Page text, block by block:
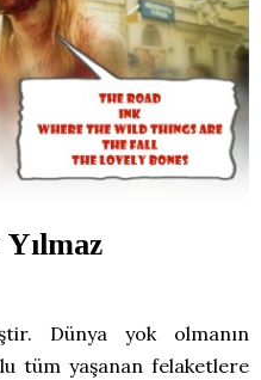
Dünya yok olmanın
tüm yaşanan felaketlere